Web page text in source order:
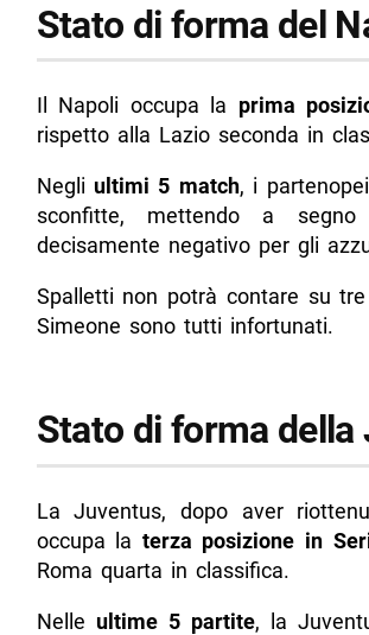
Stato di forma del
Il Napoli occupa la prima
rispetto alla Lazio seconda in
Negli ultimi 5 match, i
sconfitte, mettendo a
decisamente negativo per gli
Spalletti non potrà contare su
Simeone sono tutti infortunati.
Stato di forma della
La Juventus, dopo aver
occupa la terza posizione in
Roma quarta in classifica.
Nelle ultime 5 partite, la